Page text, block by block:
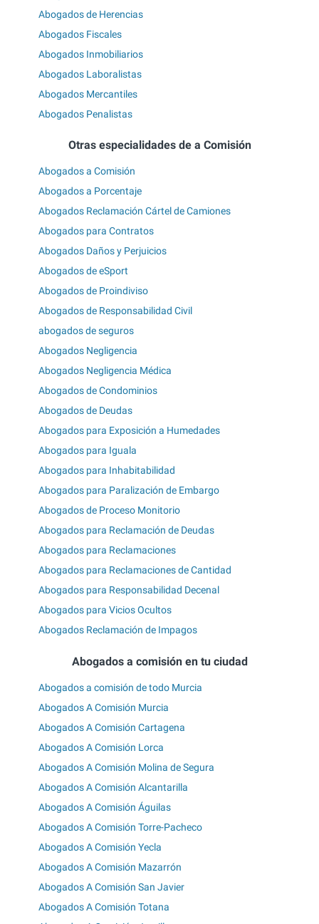
Abogados de Herencias
Abogados Fiscales
Abogados Inmobiliarios
Abogados Laboralistas
Abogados Mercantiles
Abogados Penalistas
Otras especialidades de a Comisión
Abogados a Comisión
Abogados a Porcentaje
Abogados Reclamación Cártel de Camiones
Abogados para Contratos
Abogados Daños y Perjuicios
Abogados de eSport
Abogados de Proindiviso
Abogados de Responsabilidad Civil
abogados de seguros
Abogados Negligencia
Abogados Negligencia Médica
Abogados de Condominios
Abogados de Deudas
Abogados para Exposición a Humedades
Abogados para Iguala
Abogados para Inhabitabilidad
Abogados para Paralización de Embargo
Abogados de Proceso Monitorio
Abogados para Reclamación de Deudas
Abogados para Reclamaciones
Abogados para Reclamaciones de Cantidad
Abogados para Responsabilidad Decenal
Abogados para Vicios Ocultos
Abogados Reclamación de Impagos
Abogados a comisión en tu ciudad
Abogados a comisión de todo Murcia
Abogados A Comisión Murcia
Abogados A Comisión Cartagena
Abogados A Comisión Lorca
Abogados A Comisión Molina de Segura
Abogados A Comisión Alcantarilla
Abogados A Comisión Águilas
Abogados A Comisión Torre-Pacheco
Abogados A Comisión Yecla
Abogados A Comisión Mazarrón
Abogados A Comisión San Javier
Abogados A Comisión Totana